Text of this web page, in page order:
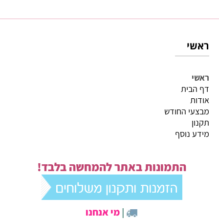
ראשי
ראשי
דף הבית
אודות
מבצעי החודש
תקנון
מידע נוסף
התמונות באתר להמחשה בלבד!
|מי אנחנו